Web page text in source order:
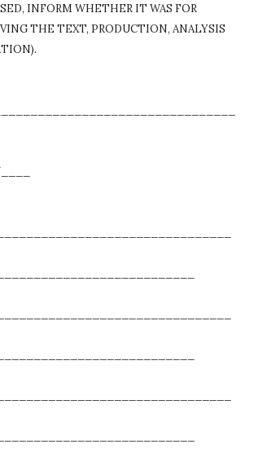
INFORM WHETHER IT WAS FOR
THE TEXT, PRODUCTION, ANALYSIS